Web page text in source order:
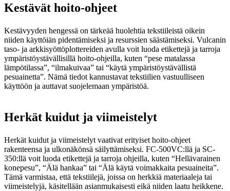
Kestävät hoito-ohjeet
Kestävyyden hengessä on tärkeää huolehtia tekstiileistä oikein
niiden käyttöiän pidentämiseksi ja resurssien säästämiseksi. Vulcanin
taso- ja arkkisyöttöplottereiden avulla voit luoda etikettejä ja tarroja
ympäristöystävällisillä hoito-ohjeilla, kuten “pese matalassa
lämpötilassa”, “ilmakuivaa” tai “käytä ympäristöystävällistä
pesuainetta”. Nämä tiedot kannustavat tekstiilien vastuulliseen
käyttöön ja auttavat suojelemaan ympäristöä.
Herkät kuidut ja viimeistelyt
Herkät kuidut ja viimeistelyt vaativat erityiset hoito-ohjeet
rakenteensa ja ulkonäkönsä säilyttämiseksi. FC-500VC:llä ja SC-
350:llä voit luoda etikettejä ja tarroja ohjeilla, kuten “Hellävarainen
konepesu”, “Älä hankaa” tai “Älä käytä voimakkaita pesuaineita”.
Tämä varmistaa, että tekstiilejä, joissa on herkkiä materiaaleja tai
viimeistelyjä, käsitellään asianmukaisesti eikä niiden laatu heikkene.